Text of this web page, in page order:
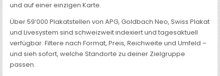
und auf einer einzigen Karte.
Über 59’000 Plakatstellen von APG, Goldbach Neo, Swiss Plakat
und Livesystem sind schweizweit indexiert und tagesaktuell
verfügbar. Filtere nach Format, Preis, Reichweite und Umfeld –
und sieh sofort, welche Standorte zu deiner Zielgruppe
passen.